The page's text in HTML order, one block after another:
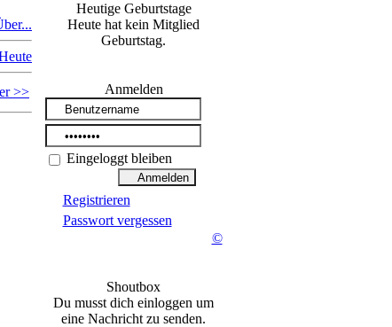
>>
Heutige Geburtstage
Heute hat kein Mitglied
Geburtstag.
Anmelden
Eingeloggt bleiben
Registrieren
Passwort vergessen
©
Shoutbox
Du musst dich einloggen um
eine Nachricht zu senden.